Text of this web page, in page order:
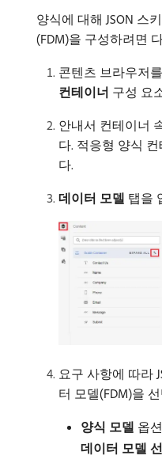
양식에 대해 JSON 스
(FDM)을 구성하려면
콘텐츠 브라우저
컨테이너 구성 요
안내서 컨테이너
다. 적응형 양식
다.
데이터 모델 탭을
요구 사항에 따라
터 모델(FDM)을
양식 모델 옵
데이터 모델